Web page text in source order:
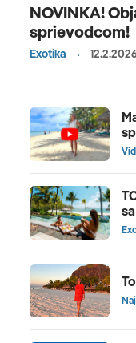
NOVINKA!
sprievodcom!
Exotika